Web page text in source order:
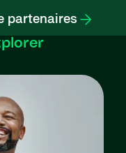
partenaires